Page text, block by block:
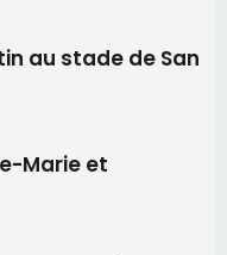
au stade de San
Marie et